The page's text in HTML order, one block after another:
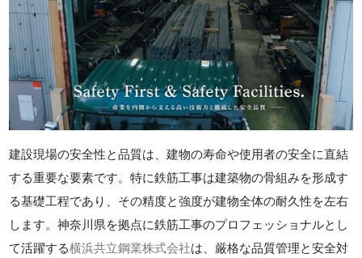
建設現場の安全性と品質は、建物の寿命や使用者の安全に直結
する重要な要素です。特に鉄筋工事は建築物の骨組みを形成す
る基礎工程であり、その精度と強度が建物全体の耐久性を左右
します。神奈川県を拠点に鉄筋工事のプロフェッショナルとし
て活躍する横浜共立鋼業株式会社は、厳格な品質管理と安全対